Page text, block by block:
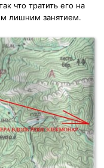
что тратить его на
лишним занятием.